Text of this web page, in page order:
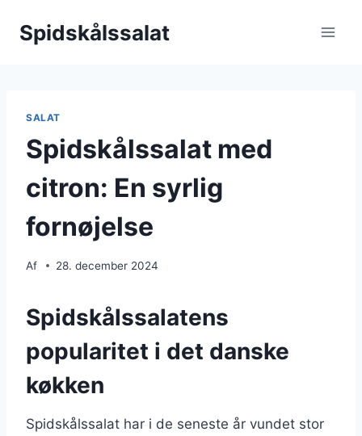
Spidskålssalat
SALAT
Spidskålssalat med
citron: En syrlig
fornøjelse
Af 28. december 2024
Spidskålssalatens
popularitet i det danske
køkken
Spidskålssalat har i de seneste år vundet stor